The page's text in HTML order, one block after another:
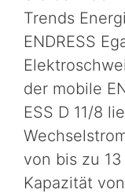
Trends
ENDRESS
der mobile
ESS D 11/8
von bis zu
Kapazität